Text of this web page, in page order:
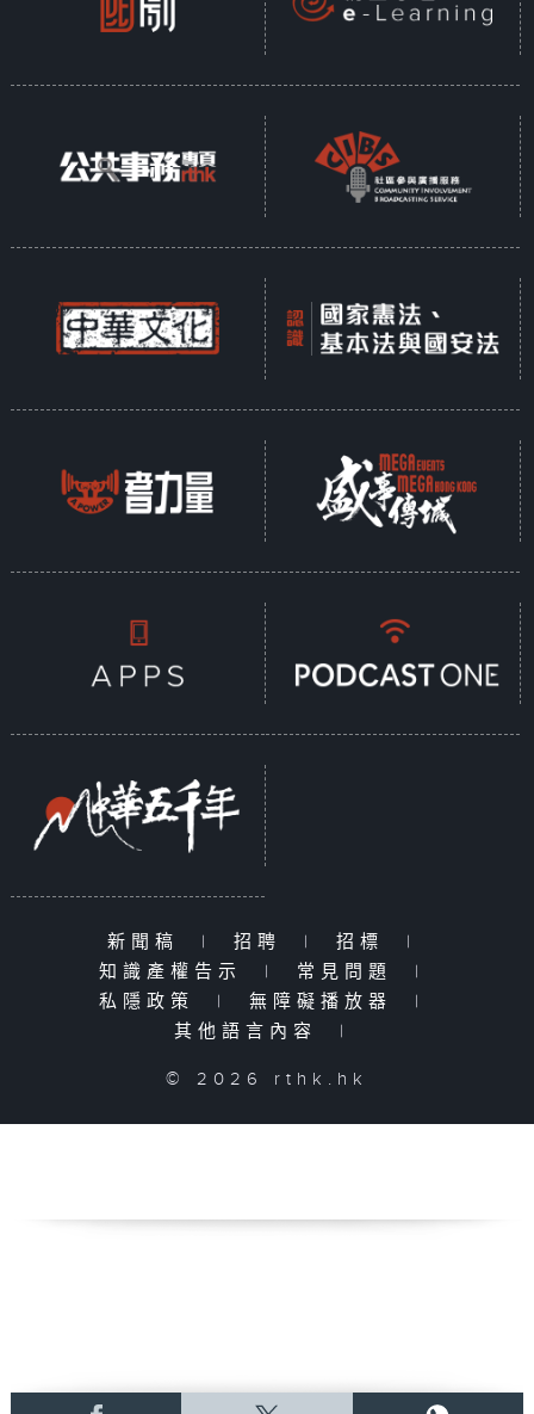
新聞稿 | 招聘 | 招標
|
知識產權告示
| 常見問題
|
私隱政策
| 無障礙播放器
|
其他語言內容
|
© 2026 rthk.hk